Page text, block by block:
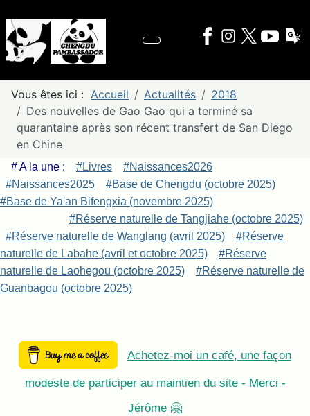
Vous êtes ici : Accueil Actualités
2018
Des nouvelles de Gao Gao qui a terminé sa
quarantaine après son récent transfert de San Diego
en Chine
# A la une : #Livres
#Naissances2026
#Naissances2025
#Base de Chengdu (octobre 2025)
#Base de Ya'an Bifengxia (novembre 2025)
#Réserve naturelle de Tangjiahe (octobre 2025)
#Réserve naturelle de Wanglang (avril 2025)
#Réserve
naturelle de Labahe (avril et octobre 2025)
#Réserve
naturelle de Laohegou (octobre 2025)
#Réserve naturelle de
Guanbagou (octobre 2025)
Achetez-moi un café, une façon
modeste de participer au maintien du site - Merci -
Jérôme 🤗